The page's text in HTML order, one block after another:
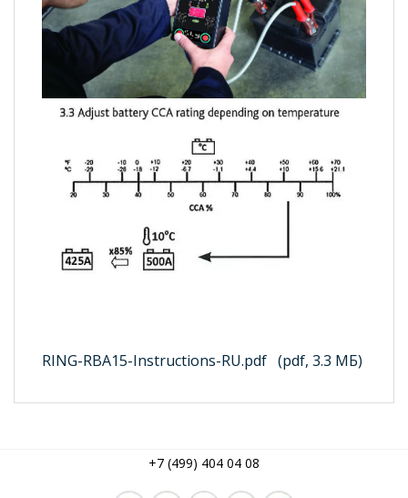
RING-RBA15-Instructions-RU.pdf (pdf, 3.3 МБ)
+7 (499) 404 04 08